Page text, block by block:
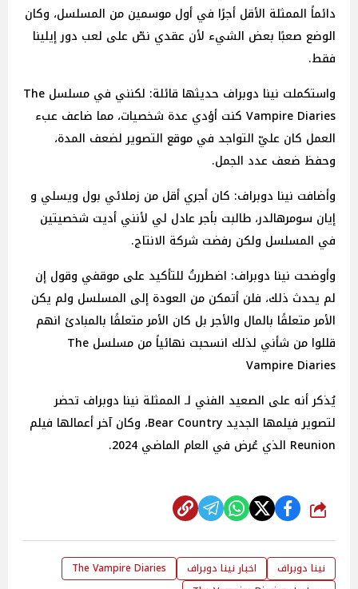
دائماً الممثلة الأقل أجرًا في أول موسمين من المسلسل، وكان
الوضع صعبًا بعض الشيء لأن عقدي نصّ على لعب دور إيلينا
فقط.
واستكملت نينا دوبراف حديثها قائلة: لكنني في مسلسل The
Vampire Diaries كنت أؤدي عدة شخصيات، مما ضاعف عبء
العمل كان عليّ التواجد في موقع التصوير لضعف المدة،
وحفظ ضعف عدد الجمل.
وأضافت نينا دوبراف: كان أجري أقل من زملائي بول ويسلي و
إيان سومرهالدر، طالبت بأجر عادل لي لأنني أديت شخصيتين
في المسلسل ولكن رفضت شركة الانتاج.
وأوضحت نينا دوبراف: اضطررتُ للتأكيد على موقفي وقول إن
لم يحدث ذلك، فلن أتمكن من العودة إلى المسلسل ولم يكن
الأمر متعلقًا بالمال والأجر بل كان الأمر متعلقًا بالمبادئ انهم
قللوا من شأني لذلك انسحبت نهائياً من مسلسل The
Vampire Diaries
يُذكر أنه على الصعيد الفني لـ الممثلة نينا دوبراف تحضر
لتصوير فيلمها الجديد Bear Country، وكان آخر أعمالها فيلم
Reunion الذي عُرض في العام الماضي 2024.
شارك
نينا دوبراف اخبار نينا دوبراف
The Vampire Diaries